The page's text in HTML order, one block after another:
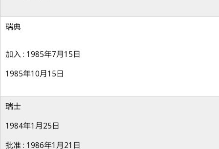
瑞典
加入 : 1985年7月15日
1985年10月15日
瑞士
1984年1月25日
批准 : 1986年1月21日